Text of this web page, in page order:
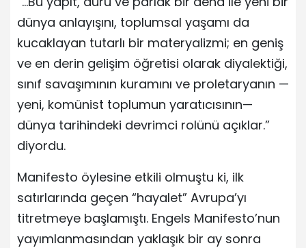
dünya anlayışını, toplumsal yaşamı da
kucaklayan tutarlı bir materyalizmi; en geniş
ve en derin gelişim öğretisi olarak diyalektiği,
sınıf savaşımının kuramını ve proletaryanın —
yeni, komünist toplumun yaratıcısının—
dünya tarihindeki devrimci rolünü açıklar.”
diyordu.
Manifesto öylesine etkili olmuştu ki, ilk
satırlarında geçen “hayalet” Avrupa’yı
titretmeye başlamıştı. Engels Manifesto’nun
yayımlanmasından yaklaşık bir ay sonra